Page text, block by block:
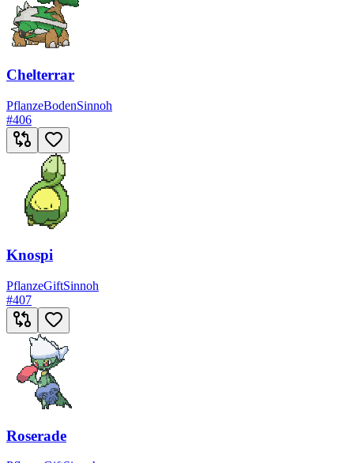
Chelterrar
PflanzeBodenSinnoh
#406
Knospi
PflanzeGiftSinnoh
#407
Roserade